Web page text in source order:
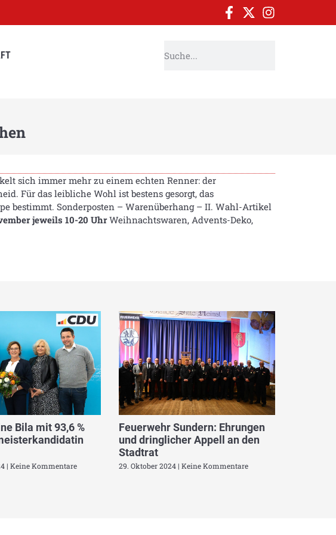
sich immer mehr zu einem echten Renner: der
Für das leibliche Wohl ist bestens gesorgt, das
bestimmt. Sonderposten – Warenüberhang – II. Wahl-Artikel
jeweils 10-20 UhrWeihnachtswaren, Advents-Deko,
Bila mit 93,6 %
Keine Kommentare
Feuerwehr Sundern: Ehrungen
und dringlicher Appell an den
Stadtrat
29. Oktober 2024 Keine Kommentare